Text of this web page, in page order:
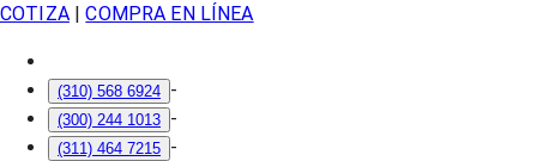
COTIZA| COMPRA EN LÍNEA
(310) 568 6924 -
(300) 244 1013 -
(311) 464 7215 -